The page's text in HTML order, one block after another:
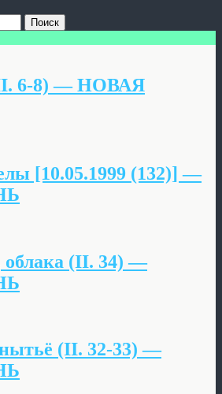
6-8) — НОВАЯ
[10.05.1999 (132)] —
облака (II. 34) —
(II. 32-33) —